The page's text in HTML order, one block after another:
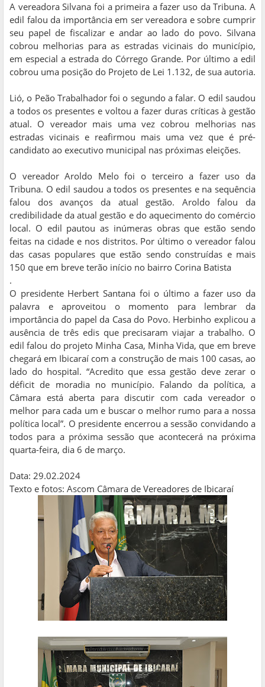
A vereadora Silvana foi a primeira a fazer uso da Tribuna. A
edil falou da importância em ser vereadora e sobre cumprir
seu papel de fiscalizar e andar ao lado do povo. Silvana
cobrou melhorias para as estradas vicinais do município,
em especial a estrada do Córrego Grande. Por último a edil
cobrou uma posição do Projeto de Lei 1.132, de sua autoria.
Lió, o Peão Trabalhador foi o segundo a falar. O edil saudou
a todos os presentes e voltou a fazer duras críticas à gestão
atual. O vereador mais uma vez cobrou melhorias nas
estradas vicinais e reafirmou mais uma vez que é pré-
candidato ao executivo municipal nas próximas eleições.
O vereador Aroldo Melo foi o terceiro a fazer uso da
Tribuna. O edil saudou a todos os presentes e na sequência
falou dos avanços da atual gestão. Aroldo falou da
credibilidade da atual gestão e do aquecimento do comércio
local. O edil pautou as inúmeras obras que estão sendo
feitas na cidade e nos distritos. Por último o vereador falou
das casas populares que estão sendo construídas e mais
150 que em breve terão início no bairro Corina Batista
.
O presidente Herbert Santana foi o último a fazer uso da
palavra e aproveitou o momento para lembrar da
importância do papel da Casa do Povo. Herbinho explicou a
ausência de três edis que precisaram viajar a trabalho. O
edil falou do projeto Minha Casa, Minha Vida, que em breve
chegará em Ibicaraí com a construção de mais 100 casas, ao
lado do hospital. “Acredito que essa gestão deve zerar o
déficit de moradia no município. Falando da política, a
Câmara está aberta para discutir com cada vereador o
melhor para cada um e buscar o melhor rumo para a nossa
política local”. O presidente encerrou a sessão convidando a
todos para a próxima sessão que acontecerá na próxima
quarta-feira, dia 6 de março.
Data: 29.02.2024
Texto e fotos: Ascom Câmara de Vereadores de Ibicaraí